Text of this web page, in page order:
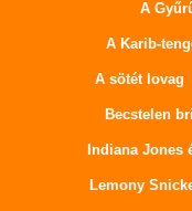
A
A Karib-
A sötét lovag
Becstelen
Indiana Jones
Lemony